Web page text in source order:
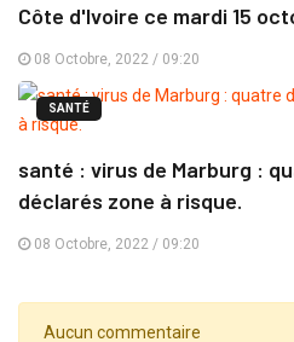
Côte d'Ivoire ce mardi 15
08 Octobre, 2022 / 09:20
SANTÉ
santé : virus de Marburg :
déclarés zone à risque.
08 Octobre, 2022 / 09:20
Aucun commentaire